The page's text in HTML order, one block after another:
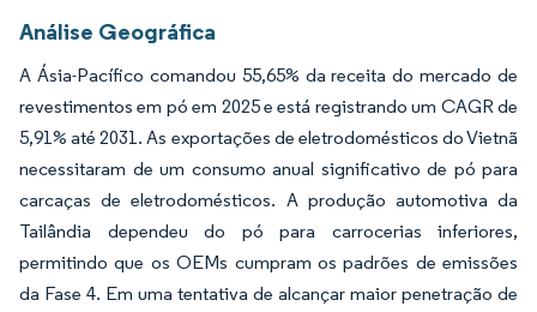
Análise Geográfica
A Ásia-Pacífico comandou 55,65% da receita do mercado de
revestimentos em pó em 2025 e está registrando um CAGR de
5,91% até 2031. As exportações de eletrodomésticos do Vietnã
necessitaram de um consumo anual significativo de pó para
carcaças de eletrodomésticos. A produção automotiva da
Tailândia dependeu do pó para carrocerias inferiores,
permitindo que os OEMs cumpram os padrões de emissões
da Fase 4. Em uma tentativa de alcançar maior penetração de